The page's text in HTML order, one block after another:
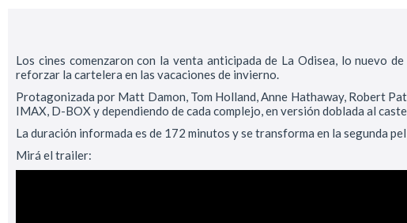
Los cines comenzaron con la venta anticipada de La Odisea, lo nuevo
reforzar la cartelera en las vacaciones de invierno.
Protagonizada por Matt Damon, Tom Holland, Anne Hathaway, Robert
IMAX, D-BOX y dependiendo de cada complejo, en versión doblada al
La duración informada es de 172 minutos y se transforma en la segunda
Mirá el trailer: